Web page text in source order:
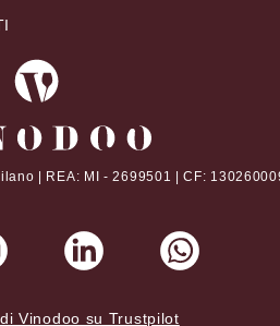
| REA: MI - 2699501 | CF:
Vinodoo su Trustpilot